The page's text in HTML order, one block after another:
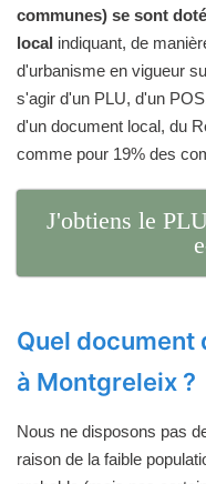
communes) se sont
local indiquant, de
d'urbanisme en vigueur
s'agir d'un PLU, d'un
d'un document local, du
comme pour 19% des
J'obtiens le
Quel
à Montgreleix ?
Nous ne disposons pas
raison de la faible